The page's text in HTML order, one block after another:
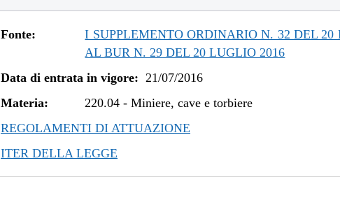
dal 01/01/2020 al 19/05/2021
dal 11/07/2019 al 31/12/2019
dal 01/05/2019 al 10/07/2019
dal 29/03/2018 al 15/08/2018
dal 15/02/2018 al 28/03/2018
dal 21/07/2016 al 14/02/2018
Fonte:
I SUPPLEMENTO ORDINARIO N. 32 DEL 20
AL BUR N. 29 DEL 20 LUGLIO 2016
Data di entrata in vigore: 21/07/2016
Materia:
220.04 -Miniere, cave e torbiere
REGOLAMENTI DI ATTUAZIONE
ITER DELLA LEGGE